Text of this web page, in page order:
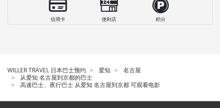
信用卡 便利店 积分
WILLER TRAVEL 日本巴士预约 爱知
名古屋
从爱知 名古屋到京都的巴士
高速巴士、夜行巴士 从爱知 名古屋到京都 可观看电影